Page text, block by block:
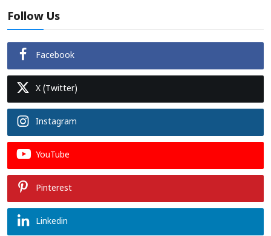
Follow Us
Facebook
X (Twitter)
Instagram
YouTube
Pinterest
Linkedin